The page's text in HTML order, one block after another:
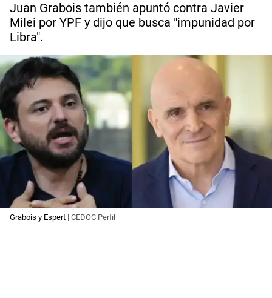
Juan Grabois también apuntó contra Javier
Milei por YPF y dijo que busca "impunidad por
Libra".
Grabois y Espert | CEDOC Perfil